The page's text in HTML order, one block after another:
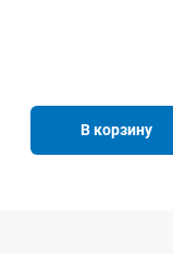
В корзину